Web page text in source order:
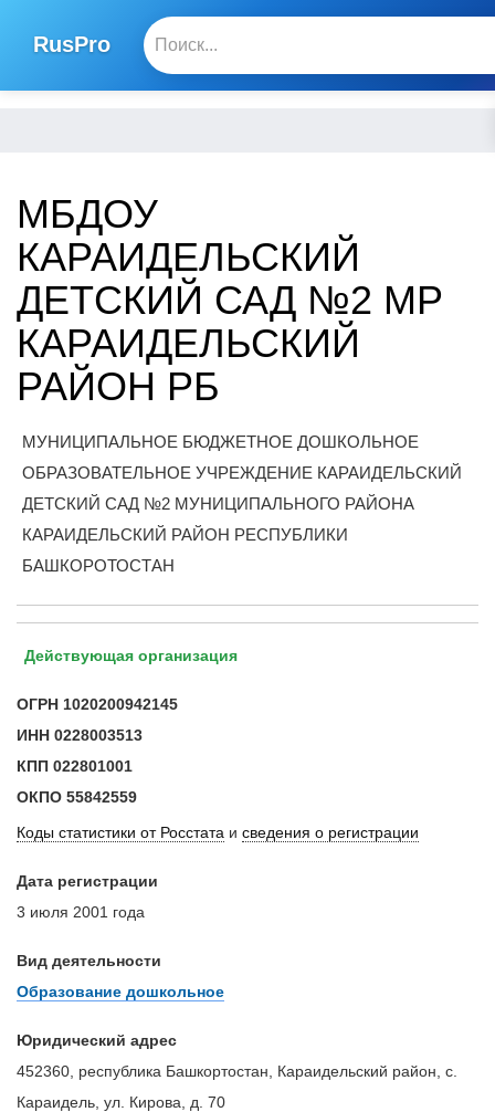
RusPro
МБДОУ
КАРАИДЕЛЬСКИЙ
ДЕТСКИЙ САД №2 МР
КАРАИДЕЛЬСКИЙ
РАЙОН РБ
МУНИЦИПАЛЬНОЕ БЮДЖЕТНОЕ ДОШКОЛЬНОЕ
ОБРАЗОВАТЕЛЬНОЕ УЧРЕЖДЕНИЕ КАРАИДЕЛЬСКИЙ
ДЕТСКИЙ САД №2 МУНИЦИПАЛЬНОГО РАЙОНА
КАРАИДЕЛЬСКИЙ РАЙОН РЕСПУБЛИКИ
БАШКОРОТОСТАН
Действующая организация
ОГРН 1020200942145
ИНН 0228003513
КПП 022801001
ОКПО 55842559
Коды статистики от Росстата и сведения о регистрации
Дата регистрации
3 июля 2001 года
Вид деятельности
Образование дошкольное
Юридический адрес
452360, республика Башкортостан, Караидельский район, с.
Караидель, ул. Кирова, д. 70